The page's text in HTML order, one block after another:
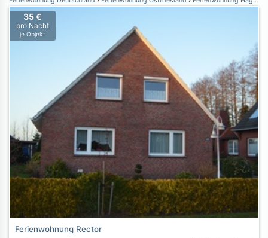
35 €
pro Nacht
je Objekt
Ferienwohnung Rector